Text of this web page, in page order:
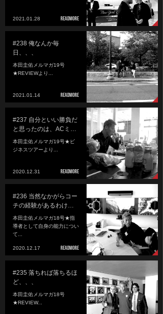
2021.01.28
#238 俺なんか毎
日、、、
本田圭佑メルマガ19号
★REVIEWより...
2021.01.14
#237 自分といい勝負だ
と思ったのは、ACミ…
本田圭佑メルマガ19号★ビ
ジネスツアーより...
2020.12.31
#236 当然なかがらコー
チの経験があるわけ…
本田圭佑メルマガ18号★指
導者として自身の能力につい
て...
2020.12.17
#235 落ちれば落ちるほ
ど、、、
本田圭佑メルマガ18号
★REVIEW...